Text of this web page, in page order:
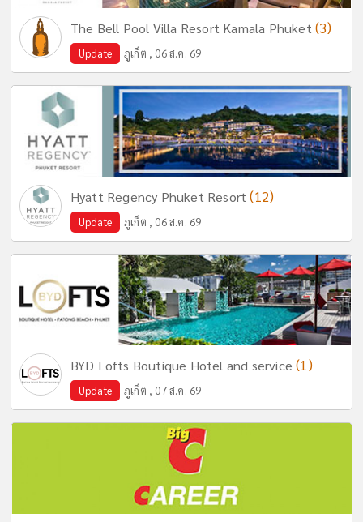
The Bell Pool Villa Resort Kamala Phuket (3)
Update ภูเก็ต , 06 ส.ค. 69
Hyatt Regency Phuket Resort(12)
Update ภูเก็ต , 06 ส.ค. 69
BYD Lofts Boutique Hotel and service(1)
Update ภูเก็ต , 07 ส.ค. 69